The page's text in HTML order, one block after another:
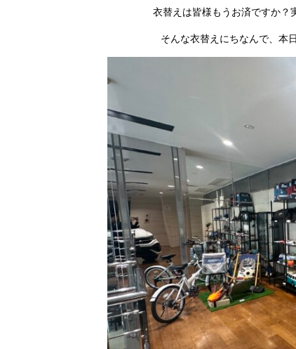
衣替えは皆様もうお済ですか？
そんな衣替えにちなんで、本